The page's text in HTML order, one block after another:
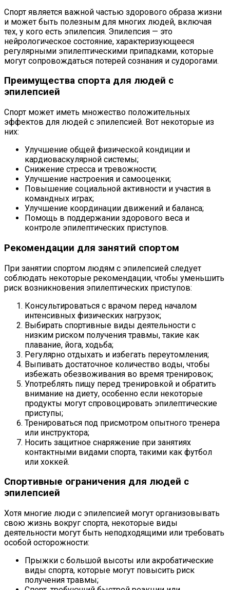
Спорт является важной частью здорового образа жизни
и может быть полезным для многих людей, включая
тех, у кого есть эпилепсия. Эпилепсия — это
нейрологическое состояние, характеризующееся
регулярными эпилептическими припадками, которые
могут сопровождаться потерей сознания и судорогами.
Преимущества спорта для людей с
эпилепсией
Спорт может иметь множество положительных
эффектов для людей с эпилепсией. Вот некоторые из
них:
Улучшение общей физической кондиции и
кардиоваскулярной системы;
Снижение стресса и тревожности;
Улучшение настроения и самооценки;
Повышение социальной активности и участия в
командных играх;
Улучшение координации движений и баланса;
Помощь в поддержании здорового веса и
контроле эпилептических приступов.
Рекомендации для занятий спортом
При занятии спортом людям с эпилепсией следует
соблюдать некоторые рекомендации, чтобы уменьшить
риск возникновения эпилептических приступов:
Консультироваться с врачом перед началом
интенсивных физических нагрузок;
Выбирать спортивные виды деятельности с
низким риском получения травмы, такие как
плавание, йога, ходьба;
Регулярно отдыхать и избегать переутомления;
Выпивать достаточное количество воды, чтобы
избежать обезвоживания во время тренировок;
Употреблять пищу перед тренировкой и обратить
внимание на диету, особенно если некоторые
продукты могут спровоцировать эпилептические
приступы;
Тренироваться под присмотром опытного тренера
или инструктора;
Носить защитное снаряжение при занятиях
контактными видами спорта, такими как футбол
или хоккей.
Спортивные ограничения для людей с
эпилепсией
Хотя многие люди с эпилепсией могут организовывать
свою жизнь вокруг спорта, некоторые виды
деятельности могут быть неподходящими или требовать
особой осторожности:
Прыжки с большой высоты или акробатические
виды спорта, которые могут повысить риск
получения травмы;